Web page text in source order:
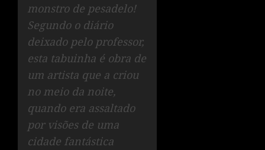
monstro de pesadelo!
Segundo o diário
deixado pelo professor,
esta tabuinha é obra de
um artista que a criou
no meio da noite,
quando era assaltado
por visões de uma
cidade fantástica